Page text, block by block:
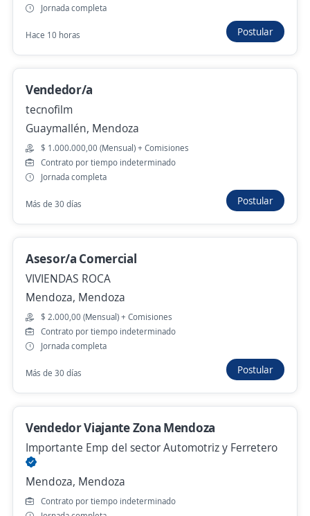
Asesor/a Comercial
4,3
Adecco Argentina S.A.
Mendoza, Mendoza
Hace 5 días
Asesores Comerciales
3,7
Planauto
Mendoza, Mendoza
$ 2.000.000,00 (Mensual)
Productor Asesor Comercial
Importante empresa del sector
San Martín, Mendoza
Hace 7 días
Anterior Siguiente
Nuevas ofertas de empleo Avísame
Jornada completa
Hace 10 horas Postular
Vendedor/a
tecnofilm
Guaymallén, Mendoza
$ 1.000.000,00 (Mensual) + Comisiones
Contrato por tiempo indeterminado
Jornada completa
Más de 30 días Postular
Asesor/a Comercial
VIVIENDAS ROCA
Mendoza, Mendoza
$ 2.000,00 (Mensual) + Comisiones
Contrato por tiempo indeterminado
Jornada completa
Más de 30 días Postular
Vendedor Viajante Zona Mendoza
Importante Emp del sector Automotriz y Ferretero
Mendoza, Mendoza
Contrato por tiempo indeterminado